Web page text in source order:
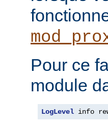
Pour ce
module
LogLevel info